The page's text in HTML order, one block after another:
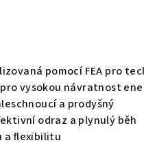
pomocí FEA pro
vysokou návratnost
a prodyšný
odraz a plynulý běh
a flexibilitu